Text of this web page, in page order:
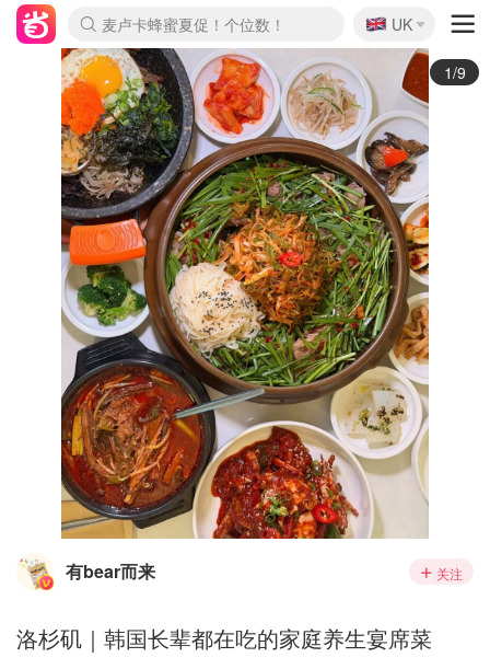
麦卢卡蜂蜜夏促！个位数！
Prada/Miu 4.8折！
啥？必胜客披萨5折！
🇬🇧
UK
2/9
有bear而来 关注
洛杉矶｜韩国长辈都在吃的家庭养生宴席菜